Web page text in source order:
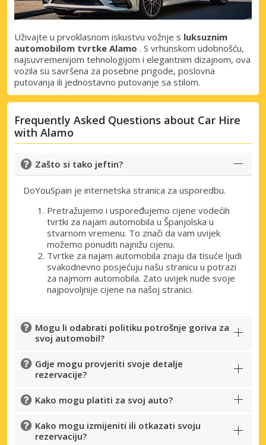
Uživajte u prvoklasnom iskustvu vožnje s luksuznim
automobilom tvrtke Alamo . S vrhunskom udobnošću,
najsuvremenijom tehnologijom i elegantnim dizajnom, ova
vozila su savršena za posebne prigode, poslovna
putovanja ili jednostavno putovanje sa stilom.
Frequently Asked Questions about Car Hire
with Alamo
Zašto si tako jeftin?
DoYouSpain je internetska stranica za usporedbu.
Pretražujemo i uspoređujemo cijene vodećih
tvrtki za najam automobila u Španjolska u
stvarnom vremenu. To znači da vam uvijek
možemo ponuditi najnižu cijenu.
Tvrtke za najam automobila znaju da tisuće ljudi
svakodnevno posjećuju našu stranicu u potrazi
za najmom automobila. Zato uvijek nude svoje
najpovoljnije cijene na našoj stranici.
Mogu li odabrati politiku potrošnje goriva za
svoj automobil?
Gdje mogu provjeriti svoje detalje
rezervacije?
Kako mogu platiti za svoj auto?
Kako mogu izmijeniti ili otkazati svoju
rezervaciju?